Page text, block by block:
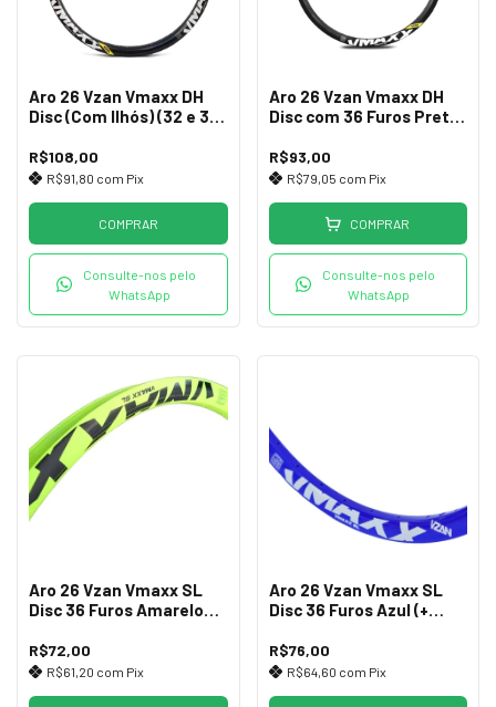
Aro 26 Vzan Vmaxx DH
Disc (Com Ilhós) (32 e 36
R$108,00
R$91,80 com Pix
COMPRAR
Consulte-nos pelo
WhatsApp
Aro 26 Vzan Vmaxx DH
Disc com 36 Furos Preto
R$93,00
R$79,05 com Pix
COMPRAR
Consulte-nos pelo
WhatsApp
Aro 26 Vzan Vmaxx SL
Disc 36 Furos Amarelo
R$72,00
R$61,20 com Pix
Aro 26 Vzan Vmaxx SL
Disc 36 Furos Azul (+
R$76,00
R$64,60 com Pix